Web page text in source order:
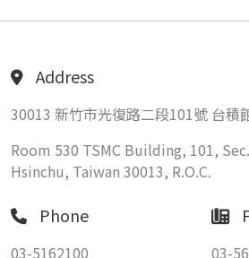
Address
30013 新竹市光復路二段101號 台積
Room 530 TSMC Building, 101,
Hsinchu, Taiwan 30013, R.O.C.
Phone
03-5162100 03-